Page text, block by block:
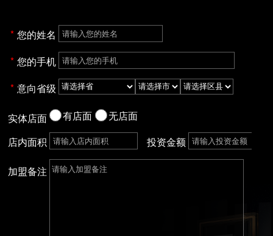
您的姓名
您的手机
意向省级
实体店面 有店面
无店面
店内面积
投资金额
加盟备注